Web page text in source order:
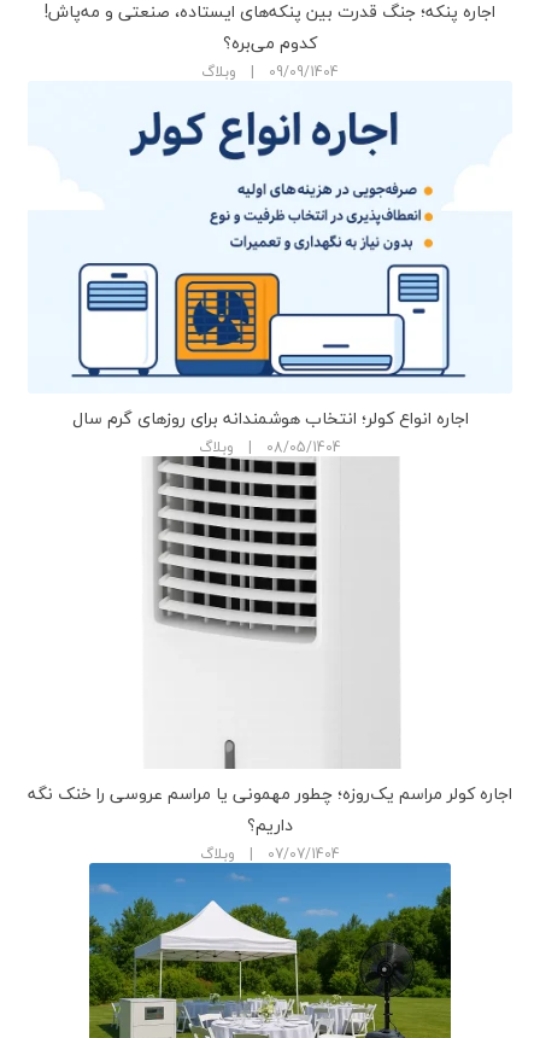
اجاره پنکه؛ جنگ قدرت بین پنکه‌های ایستاده، صنعتی و مه‌پاش!
کدوم می‌بره؟
09/09/1404 | وبلاگ
اجاره انواع کولر؛ انتخاب هوشمندانه برای روزهای گرم سال
08/05/1404 | وبلاگ
اجاره کولر مراسم یک‌روزه؛ چطور مهمونی یا مراسم عروسی را خنک نگه
داریم؟
07/07/1404 | وبلاگ